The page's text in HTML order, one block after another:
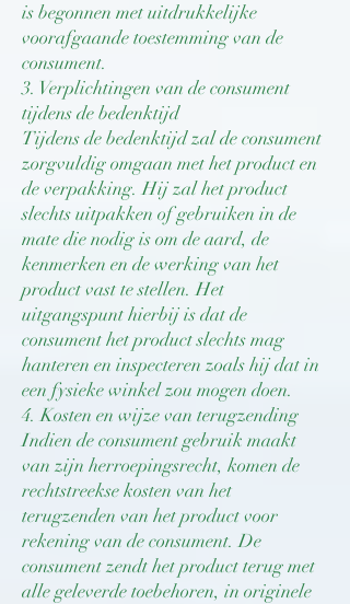
is begonnen met uitdrukkelijke
voorafgaande toestemming van de
consument.
3. Verplichtingen van de consument
tijdens de bedenktijd
Tijdens de bedenktijd zal de consument
zorgvuldig omgaan met het product en
de verpakking. Hij zal het product
slechts uitpakken of gebruiken in de
mate die nodig is om de aard, de
kenmerken en de werking van het
product vast te stellen. Het
uitgangspunt hierbij is dat de
consument het product slechts mag
hanteren en inspecteren zoals hij dat in
een fysieke winkel zou mogen doen.
4. Kosten en wijze van terugzending
Indien de consument gebruik maakt
van zijn herroepingsrecht, komen de
rechtstreekse kosten van het
terugzenden van het product voor
rekening van de consument. De
consument zendt het product terug met
alle geleverde toebehoren, in originele